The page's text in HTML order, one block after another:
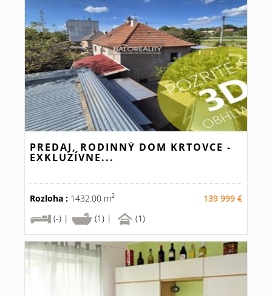
PREDAJ, RODINNÝ DOM KRTOVCE -
EXKLUZÍVNE...
Rozloha : 1432.00 m2
139 999 €
(-) |
(1) | (1)